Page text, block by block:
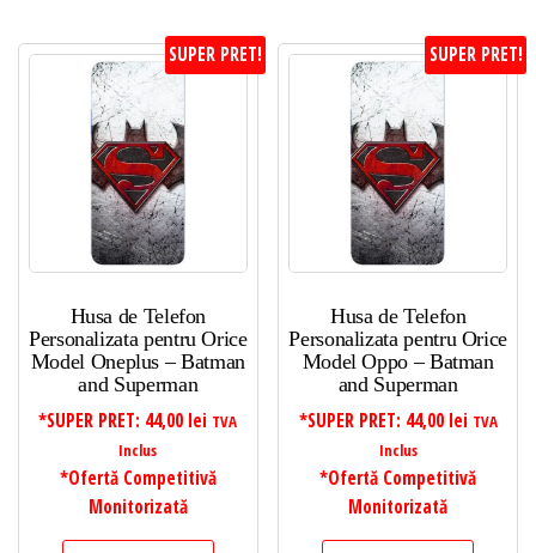
SUPER PRET!
Husa de Telefon
Personalizata pentru Orice
Model Oneplus – Batman
and Superman
*SUPER PRET: 44,00 lei TVA
Inclus
*Ofertă Competitivă
Monitorizată
SUPER PRET!
Husa de Telefon
Personalizata pentru Orice
Model Oppo – Batman
and Superman
*SUPER PRET: 44,00 lei TVA
Inclus
*Ofertă Competitivă
Monitorizată